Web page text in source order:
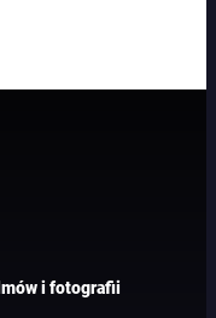
i fotografii